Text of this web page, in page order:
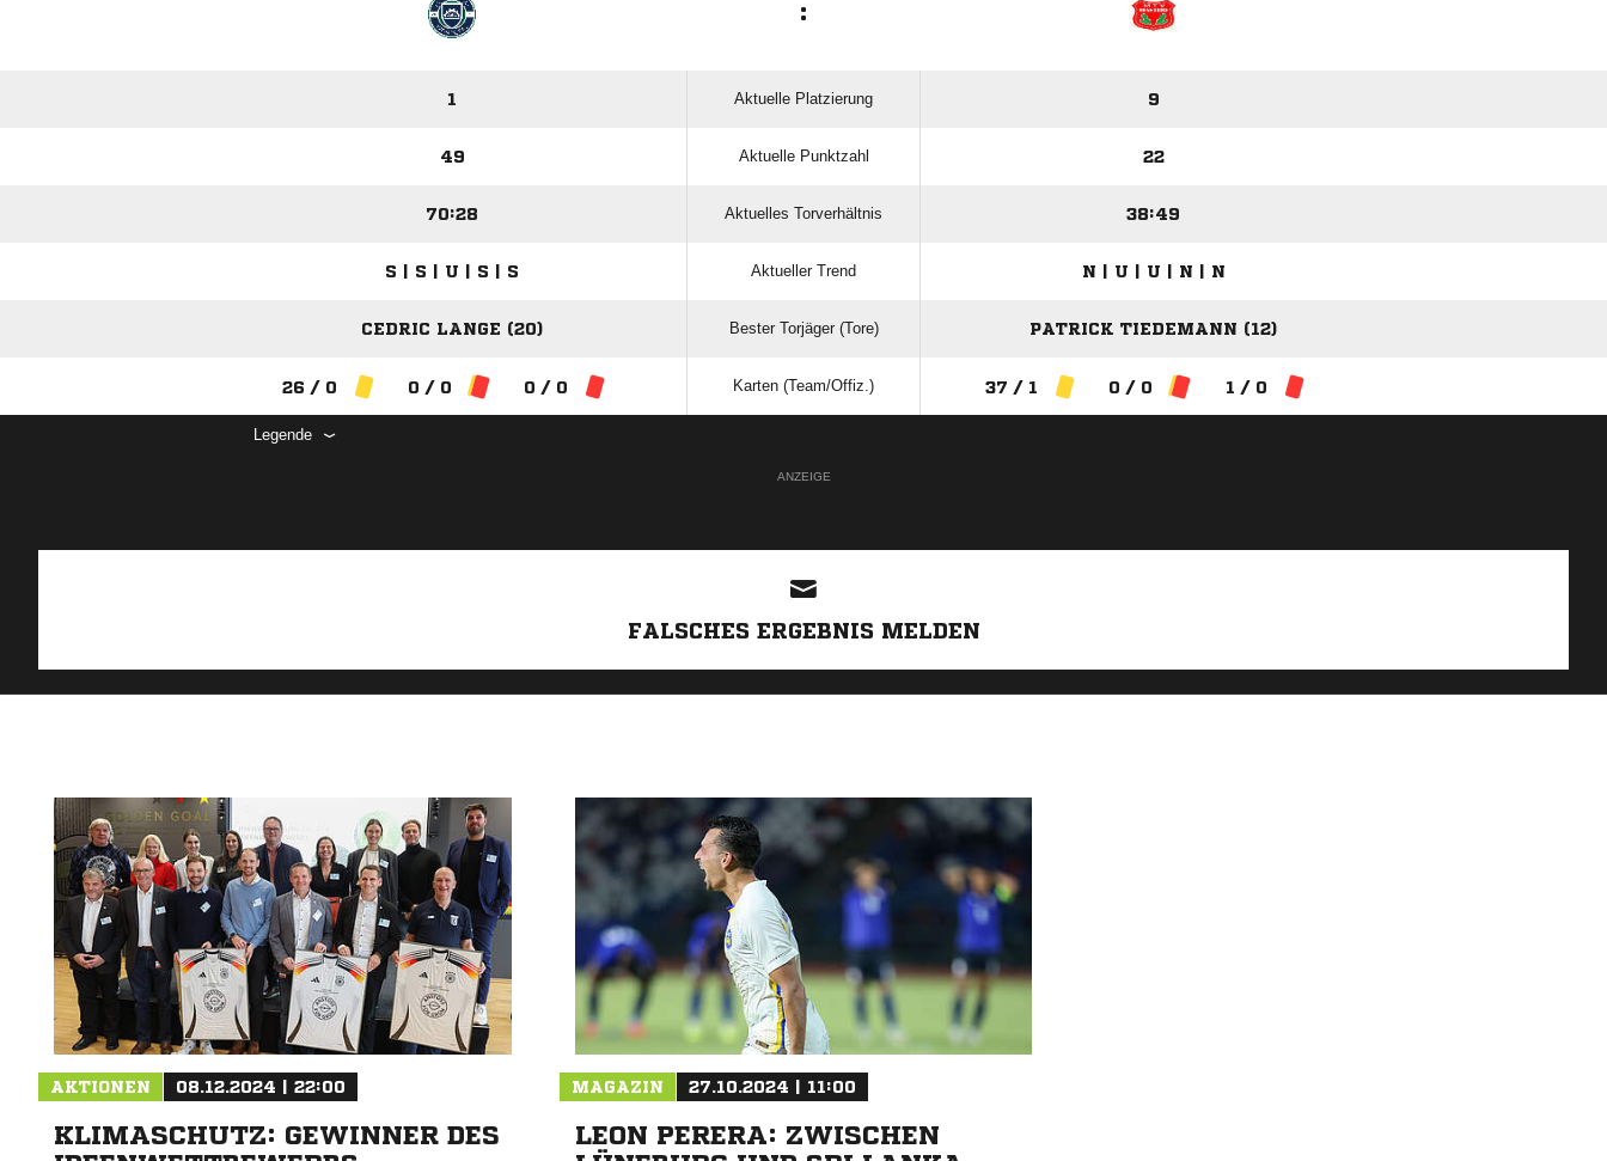
:
1 Aktuelle Platzierung 9
49 Aktuelle Punktzahl 22
70:28 Aktuelles Torverhältnis 38:49
S | S | U | S | S Aktueller Trend N | U | U | N | N
CEDRIC LANGE (20) Bester Torjäger (Tore) PATRICK TIEDEMANN (12)
26 / 0 0 / 0 0 / 0 Karten (Team/Offiz.) 37 / 1 0 / 0 1 / 0
Legende
ANZEIGE
FALSCHES ERGEBNIS MELDEN
AKTIONEN 08.12.2024 | 22:00
KLIMASCHUTZ: GEWINNER DES
MAGAZIN 27.10.2024 | 11:00
LEON PERERA: ZWISCHEN